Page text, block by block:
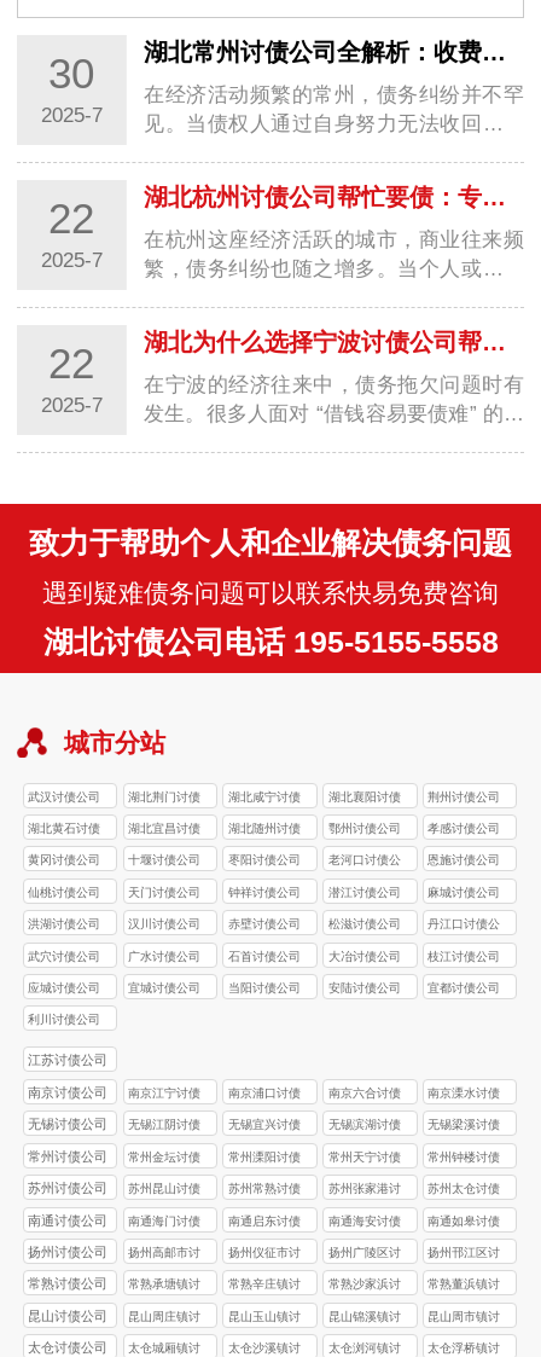
公司的帮助成为一种选择。…
30
2025-7
湖北常州讨债公司全解析：收费、方式、选择与真实案例
在经济活动频繁的常州，债务纠纷并不罕
见。当债权人通过自身努力无法收回欠款
种选择。…
22
2025-7
湖北杭州讨债公司帮忙要债：专业服务助您高效解决债务难题
在杭州这座经济活跃的城市，商业往来频
繁，债务纠纷也随之增多。当个人或企业
难重重。…
22
2025-7
湖北为什么选择宁波讨债公司帮忙要债？4 大核心优势解析
在宁波的经济往来中，债务拖欠问题时有
发生。很多人面对 “借钱容易要债难” 的困
致力于帮助个人和企业解决债务问题
遇到疑难债务问题可以联系快易免费咨询
湖北讨债公司电话 195-5155-5558
城市分站
武汉讨债公司
湖北荆门讨债
公司
湖北咸宁讨债
公司
湖北襄阳讨债
公司
荆州讨债公司
湖北黄石讨债
公司
湖北宜昌讨债
公司
湖北随州讨债
公司
鄂州讨债公司 孝感讨债公司
黄冈讨债公司 十堰讨债公司 枣阳讨债公司
老河口讨债公
司
恩施讨债公司
仙桃讨债公司 天门讨债公司 钟祥讨债公司 潜江讨债公司 麻城讨债公司
洪湖讨债公司 汉川讨债公司 赤壁讨债公司 松滋讨债公司
丹江口讨债公
司
武穴讨债公司 广水讨债公司 石首讨债公司 大冶讨债公司 枝江讨债公司
应城讨债公司 宜城讨债公司 当阳讨债公司 安陆讨债公司 宜都讨债公司
利川讨债公司
江苏讨债公司
南京讨债公司
南京江宁讨债
公司
南京浦口讨债
公司
南京六合讨债
公司
南京溧水讨债
公司
无锡讨债公司
无锡江阴讨债
公司
无锡宜兴讨债
公司
无锡滨湖讨债
公司
无锡梁溪讨债
公司
常州讨债公司
常州金坛讨债
公司
常州溧阳讨债
公司
常州天宁讨债
公司
常州钟楼讨债
公司
苏州讨债公司
苏州昆山讨债
公司
苏州常熟讨债
公司
苏州张家港讨
债公司
苏州太仓讨债
公司
南通讨债公司
南通海门讨债
公司
南通启东讨债
公司
南通海安讨债
公司
南通如皋讨债
公司
扬州讨债公司
扬州高邮市讨
债公司
扬州仪征市讨
债公司
扬州广陵区讨
债公司
扬州邗江区讨
债公司
常熟讨债公司
常熟承塘镇讨
债公司
常熟辛庄镇讨
债公司
常熟沙家浜讨
债公司
常熟董浜镇讨
债公司
昆山讨债公司
昆山周庄镇讨
债公司
昆山玉山镇讨
债公司
昆山锦溪镇讨
债公司
昆山周市镇讨
债公司
太仓讨债公司
太仓城厢镇讨
太仓沙溪镇讨
太仓浏河镇讨
太仓浮桥镇讨